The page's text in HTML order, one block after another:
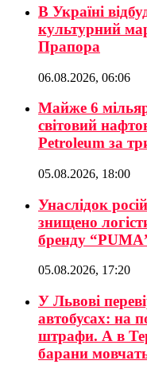
В Україні
культурний
Прапора
06.08.2026, 06:06
Майже 6
світовий
Petroleum за
05.08.2026, 18:00
Унаслідок
знищено
бренду
05.08.2026, 17:20
У Львові
автобусах: на
штрафи. А в
барани